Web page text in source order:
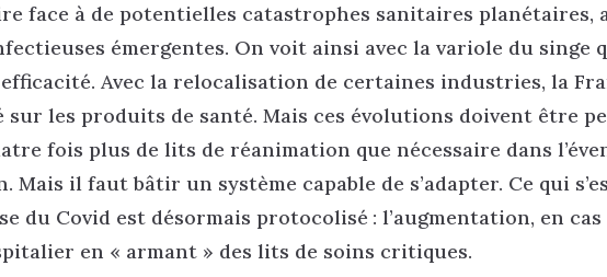
face à de potentielles catastrophes sanitaires planétaires,
émergentes. On voit ainsi avec la variole du singe
Avec la relocalisation de certaines industries, la
sur les produits de santé. Mais ces évolutions doivent être
fois plus de lits de réanimation que nécessaire dans
Mais il faut bâtir un système capable de s’adapter. Ce qui
du Covid est désormais protocolisé : l’augmentation, en cas
en « armant » des lits de soins critiques.